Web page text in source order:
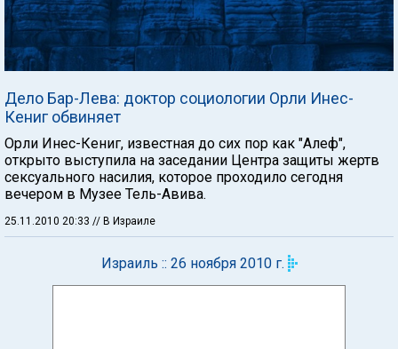
Дело Бар-Лева: доктор социологии Орли Инес-
Кениг обвиняет
Орли Инес-Кениг, известная до сих пор как "Алеф",
открыто выступила на заседании Центра защиты жертв
сексуального насилия, которое проходило сегодня
вечером в Музее Тель-Авива.
25.11.2010 20:33 // В Израиле
Израиль :: 26 ноября 2010 г.